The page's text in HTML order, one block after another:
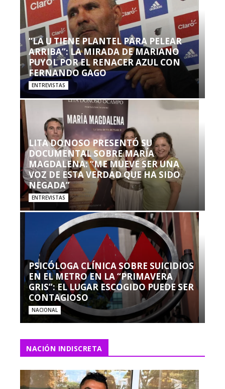
“LA U TIENE PLANTEL PARA PELEAR
ARRIBA”: LA MIRADA DE MARIANO
PUYOL POR EL RENACER AZUL CON
FERNANDO GAGO
ENTREVISTAS
LITA DONOSO PRESENTÓ SU
DOCUMENTAL SOBRE MARÍA
MAGDALENA: “ME MUEVE SER UNA
VOZ DE ESTA VERDAD QUE HA SIDO
NEGADA”
ENTREVISTAS
PSICÓLOGA CLÍNICA SOBRE SUICIDIOS
EN EL METRO EN LA “PRIMAVERA
GRIS”: EL LUGAR ESCOGIDO PUEDE SER
CONTAGIOSO
NACIONAL
NACIÓN INDISCRETA